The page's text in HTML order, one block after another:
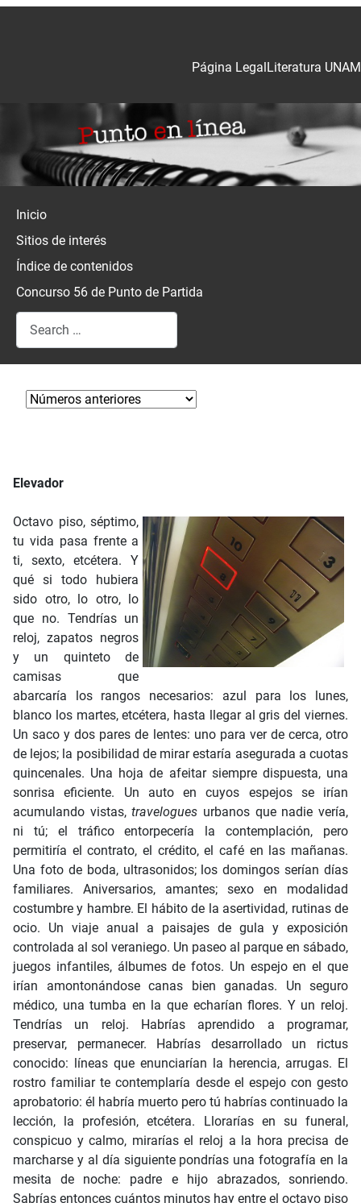
Literatura UNAM
Página Legal
Inicio
Sitios de interés
Índice de contenidos
Concurso 56 de Punto de Partida
Search
Elevador
Octavo piso, séptimo,
tu vida pasa frente a
ti, sexto, etcétera. Y
qué si todo hubiera
sido otro, lo otro, lo
que no. Tendrías un
reloj, zapatos negros
y un quinteto de
camisas que
abarcaría los rangos necesarios: azul para los lunes,
blanco los martes, etcétera, hasta llegar al gris del viernes.
Un saco y dos pares de lentes: uno para ver de cerca, otro
de lejos; la posibilidad de mirar estaría asegurada a cuotas
quincenales. Una hoja de afeitar siempre dispuesta, una
sonrisa eficiente. Un auto en cuyos espejos se irían
acumulando vistas,travelogues urbanos que nadie vería,
ni tú; el tráfico entorpecería la contemplación, pero
permitiría el contrato, el crédito, el café en las mañanas.
Una foto de boda, ultrasonidos; los domingos serían días
familiares. Aniversarios, amantes; sexo en modalidad
costumbre y hambre. El hábito de la asertividad, rutinas de
ocio. Un viaje anual a paisajes de gula y exposición
controlada al sol veraniego. Un paseo al parque en sábado,
juegos infantiles, álbumes de fotos. Un espejo en el que
irían amontonándose canas bien ganadas. Un seguro
médico, una tumba en la que echarían flores. Y un reloj.
Tendrías un reloj. Habrías aprendido a programar,
preservar, permanecer. Habrías desarrollado un rictus
conocido: líneas que enunciarían la herencia, arrugas. El
rostro familiar te contemplaría desde el espejo con gesto
aprobatorio: él habría muerto pero tú habrías continuado la
lección, la profesión, etcétera. Llorarías en su funeral,
conspicuo y calmo, mirarías el reloj a la hora precisa de
marcharse y al día siguiente pondrías una fotografía en la
mesita de noche: padre e hijo abrazados, sonriendo.
Sabrías entonces cuántos minutos hay entre el octavo piso